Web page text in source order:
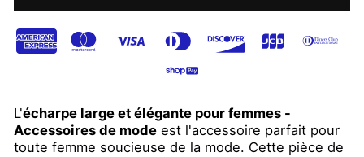
L'écharpe large et élégante pour femmes -
Accessoires de mode est l'accessoire parfait pour
toute femme soucieuse de la mode. Cette pièce de